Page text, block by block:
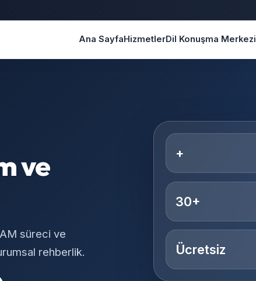
Ana SayfaHizmetlerDil Konuşma Merkezi
ve
süreci ve
rehberlik.
+
30+
Ücretsiz